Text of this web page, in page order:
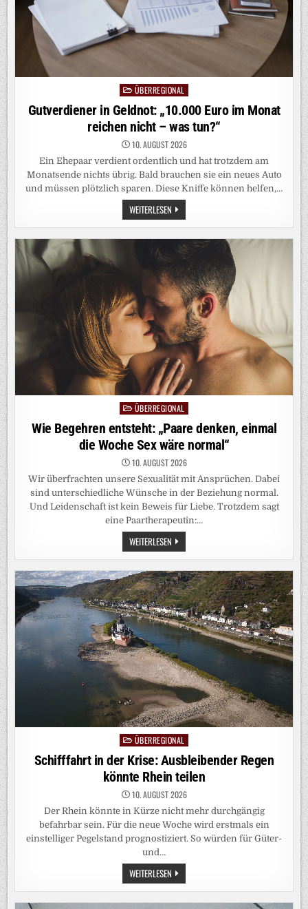
Posted
in
ÜBERREGIONAL
Gutverdiener in Geldnot: „10.000 Euro im Monat
reichen nicht – was tun?“
10. AUGUST 2026
Ein Ehepaar verdient ordentlich und hat trotzdem am
Monatsende nichts übrig. Bald brauchen sie ein neues Auto
und müssen plötzlich sparen. Diese Kniffe können helfen,…
WEITERLESEN GUTVERDIENER
IN
GELDNOT:
EURO
IM
MONAT
REICHEN
NICHT
–
WAS
TUN?“
PostedÜBERREGIONAL
Wie Begehren entsteht: „Paare denken, einmal
die Woche Sex wäre normal“
10. AUGUST 2026
Wir überfrachten unsere Sexualität mit Ansprüchen. Dabei
sind unterschiedliche Wünsche in der Beziehung normal.
Und Leidenschaft ist kein Beweis für Liebe. Trotzdem sagt
eine Paartherapeutin:…
WEITERLESEN WIE
BEGEHREN
ENTSTEHT:
DENKEN,
EINMAL
DIE
WOCHE
SEX
WÄRE
NORMAL“
Posted
in
ÜBERREGIONAL
Schifffahrt in der Krise: Ausbleibender Regen
könnte Rhein teilen
10. AUGUST 2026
Der Rhein könnte in Kürze nicht mehr durchgängig
befahrbar sein. Für die neue Woche wird erstmals ein
einstelliger Pegelstand prognostiziert. So würden für Güter-
und…
WEITERLESEN SCHIFFFAHRT
IN
DER